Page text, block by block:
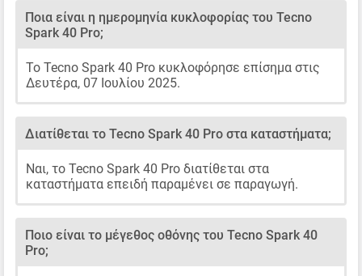
Ποια είναι η ημερομηνία κυκλοφορίας του Tecno
Spark 40 Pro;
Το Tecno Spark 40 Pro κυκλοφόρησε επίσημα στις
Δευτέρα, 07 Ιουλίου 2025.
Διατίθεται το Tecno Spark 40 Pro στα καταστήματα;
Ναι, το Tecno Spark 40 Pro διατίθεται στα
καταστήματα επειδή παραμένει σε παραγωγή.
Ποιο είναι το μέγεθος οθόνης του Tecno Spark 40
Pro;